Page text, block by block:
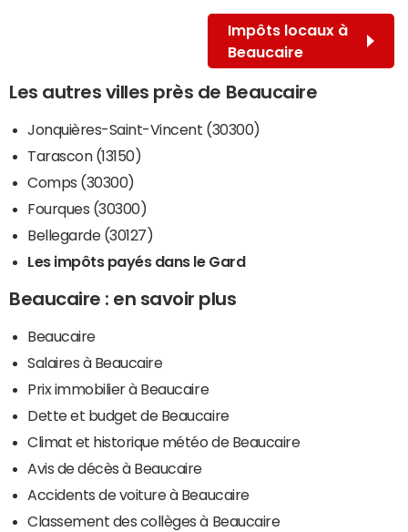
Impôts locaux à
Beaucaire
Les autres villes près de Beaucaire
Jonquières-Saint-Vincent (30300)
Tarascon (13150)
Comps (30300)
Fourques (30300)
Bellegarde (30127)
Les impôts payés dans le Gard
Beaucaire : en savoir plus
Beaucaire
Salaires à Beaucaire
Prix immobilier à Beaucaire
Dette et budget de Beaucaire
Climat et historique météo de Beaucaire
Avis de décès à Beaucaire
Accidents de voiture à Beaucaire
Classement des collèges à Beaucaire